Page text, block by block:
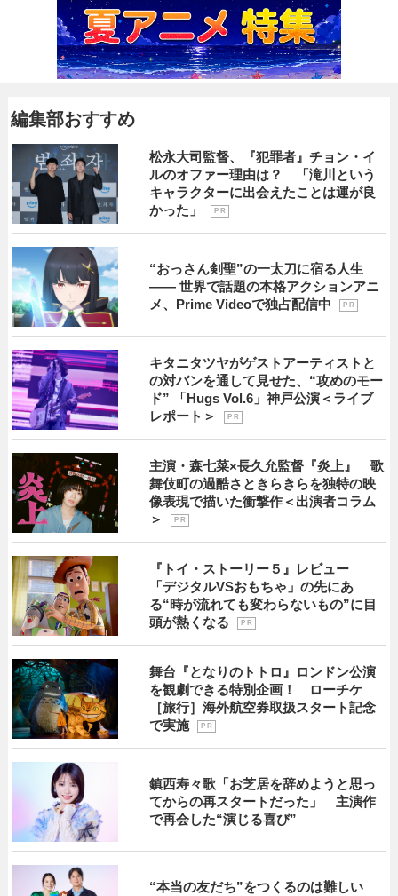
編集部おすすめ
松永大司監督、『犯罪者』チョン・イ
ルのオファー理由は？ 「滝川という
キャラクターに出会えたことは運が良
かった」
P R
“おっさん剣聖”の一太刀に宿る人生
―― 世界で話題の本格アクションアニ
メ、Prime Videoで独占配信中
P R
キタニタツヤがゲストアーティストと
の対バンを通して見せた、“攻めのモー
ド” 「Hugs Vol.6」神戸公演＜ライブ
レポート＞
P R
主演・森七菜×長久允監督『炎上』 歌
舞伎町の過酷さときらきらを独特の映
像表現で描いた衝撃作＜出演者コラム
＞
P R
『トイ・ストーリー５』レビュー
「デジタルVSおもちゃ」の先にあ
る“時が流れても変わらないもの”に目
頭が熱くなる
P R
舞台『となりのトトロ』ロンドン公演
を観劇できる特別企画！ ローチケ
［旅行］海外航空券取扱スタート記念
で実施
P R
鎮西寿々歌「お芝居を辞めようと思っ
てからの再スタートだった」 主演作
で再会した“演じる喜び”
“本当の友だち”をつくるのは難しい